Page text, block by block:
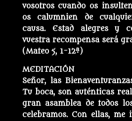
vosotros cuando os
os calumnien de
causa. Estad alegres y
vuestra recompensa será
(Mateo 5, 1-12ª)
MEDITACIÓN
Señor, las
Tu boca, son auténticas
gran asamblea de todos
celebramos. Con ellas, me